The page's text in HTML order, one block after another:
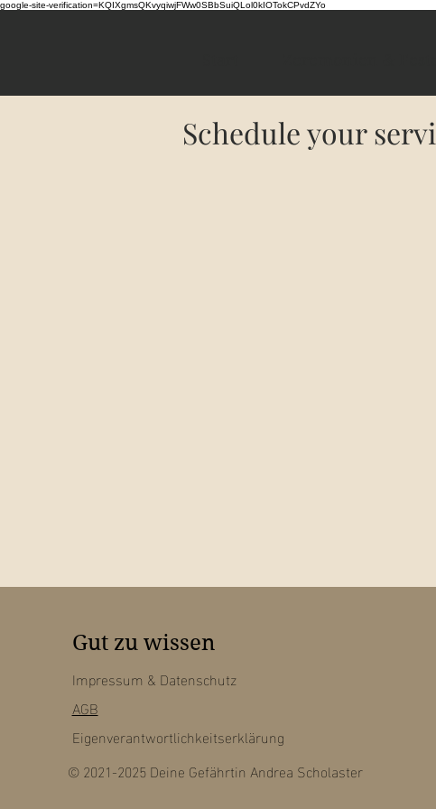
google-site-verification=KQIXgmsQKvyqiwjFWw0SBbSuiQLol0kIOTokCPvdZYo
Schedule your
Gut zu wissen
Impressum & Datenschutz
AGB
Eigenverantwortlichkeitserklärung
© 2021-2025 Deine Gefährtin Andrea Scholaster